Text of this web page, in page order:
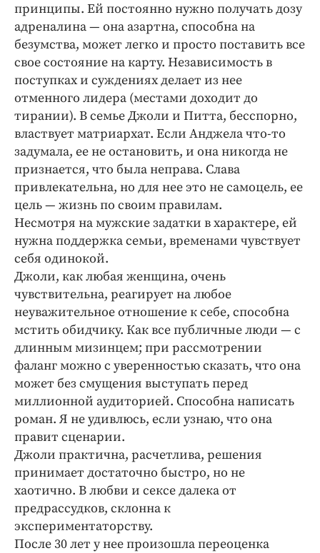
принципы. Ей постоянно нужно получать дозу
адреналина — она азартна, способна на
безумства, может легко и просто поставить все
свое состояние на карту. Независимость в
поступках и суждениях делает из нее
отменного лидера (местами доходит до
тирании). В семье Джоли и Питта, бесспорно,
властвует матриархат. Если Анджела что-то
задумала, ее не остановить, и она никогда не
признается, что была неправа. Слава
привлекательна, но для нее это не самоцель, ее
цель — жизнь по своим правилам.
Несмотря на мужские задатки в характере, ей
нужна поддержка семьи, временами чувствует
себя одинокой.
Джоли, как любая женщина, очень
чувствительна, реагирует на любое
неуважительное отношение к себе, способна
мстить обидчику. Как все публичные люди — с
длинным мизинцем; при рассмотрении
фаланг можно с уверенностью сказать, что она
может без смущения выступать перед
миллионной аудиторией. Способна написать
роман. Я не удивлюсь, если узнаю, что она
правит сценарии.
Джоли практична, расчетлива, решения
принимает достаточно быстро, но не
хаотично. В любви и сексе далека от
предрассудков, склонна к
экспериментаторству.
После 30 лет у нее произошла переоценка